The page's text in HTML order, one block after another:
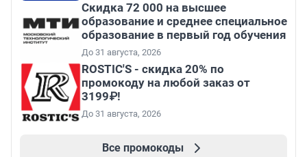
Скидка 72 000 на высшее
образование и среднее специальное
образование в первый год обучения
До 31 августа, 2026
ROSTIC'S - скидка 20% по
промокоду на любой заказ от
3199₽!
До 31 августа, 2026
Все промокоды